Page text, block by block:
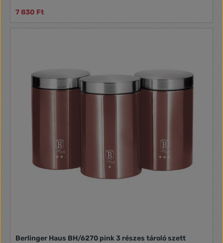
7 830 Ft
Berlinger Haus BH/6270 pink 3 részes tároló szett